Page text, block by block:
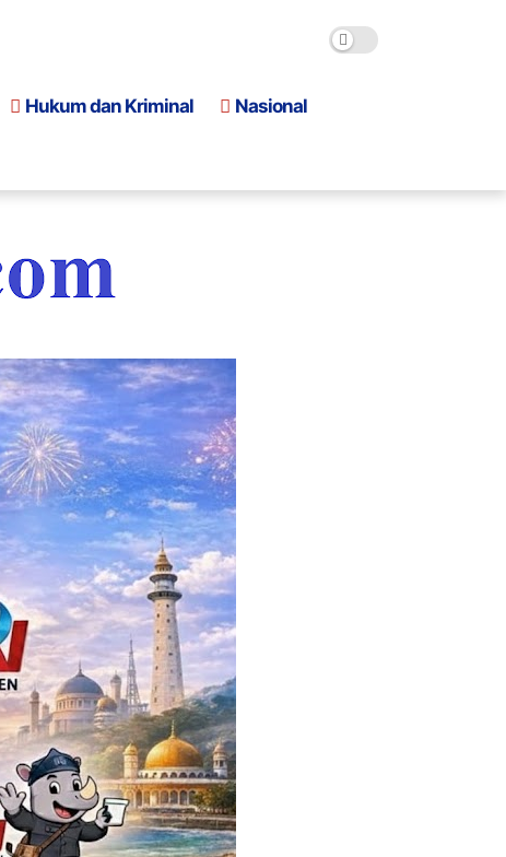
Hukum dan Kriminal Nasional